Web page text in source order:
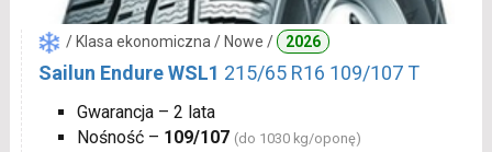
/ Klasa ekonomiczna / Nowe / 2026
Sailun Endure WSL1 215/65 R16 109/107 T
Gwarancja – 2 lata
Nośność – 109/107 (do 1030 kg/oponę)